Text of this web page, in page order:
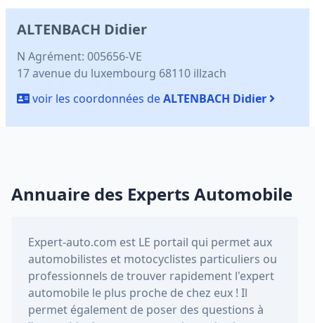
ALTENBACH Didier
N Agrément: 005656-VE
17 avenue du luxembourg 68110 illzach
voir les coordonnées deALTENBACH Didier
Annuaire des Experts Automobile
Expert-auto.com est LE portail qui permet aux
automobilistes et motocyclistes particuliers ou
professionnels de trouver rapidement l'expert
automobile le plus proche de chez eux ! Il
permet également de poser des questions à